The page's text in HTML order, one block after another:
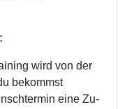
wird von der
bekommst
eine Zu-